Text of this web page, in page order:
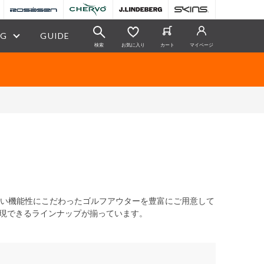
GUIDE
検索 お気に入り カート マイページ
機能性にこだわったゴルフアウターを豊富にご用意して
きるラインナップが揃っています。